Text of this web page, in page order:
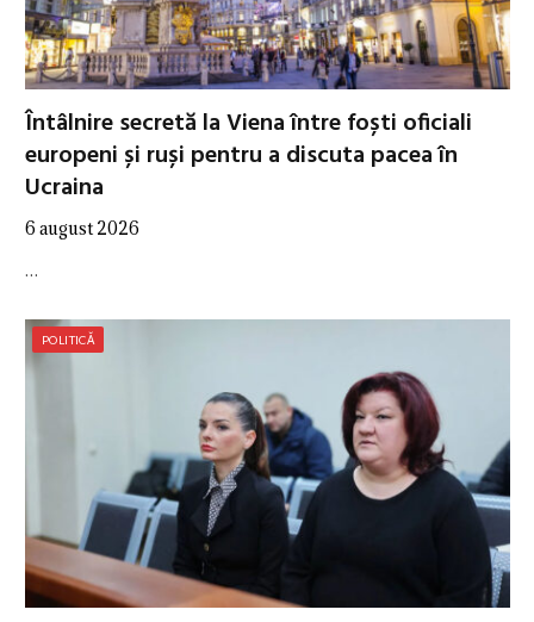
Întâlnire secretă la Viena între foști oficiali
europeni și ruși pentru a discuta pacea în
Ucraina
6 august 2026
…
POLITICĂ